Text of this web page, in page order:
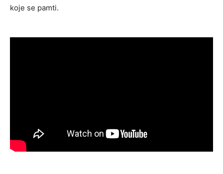
koje se pamti.